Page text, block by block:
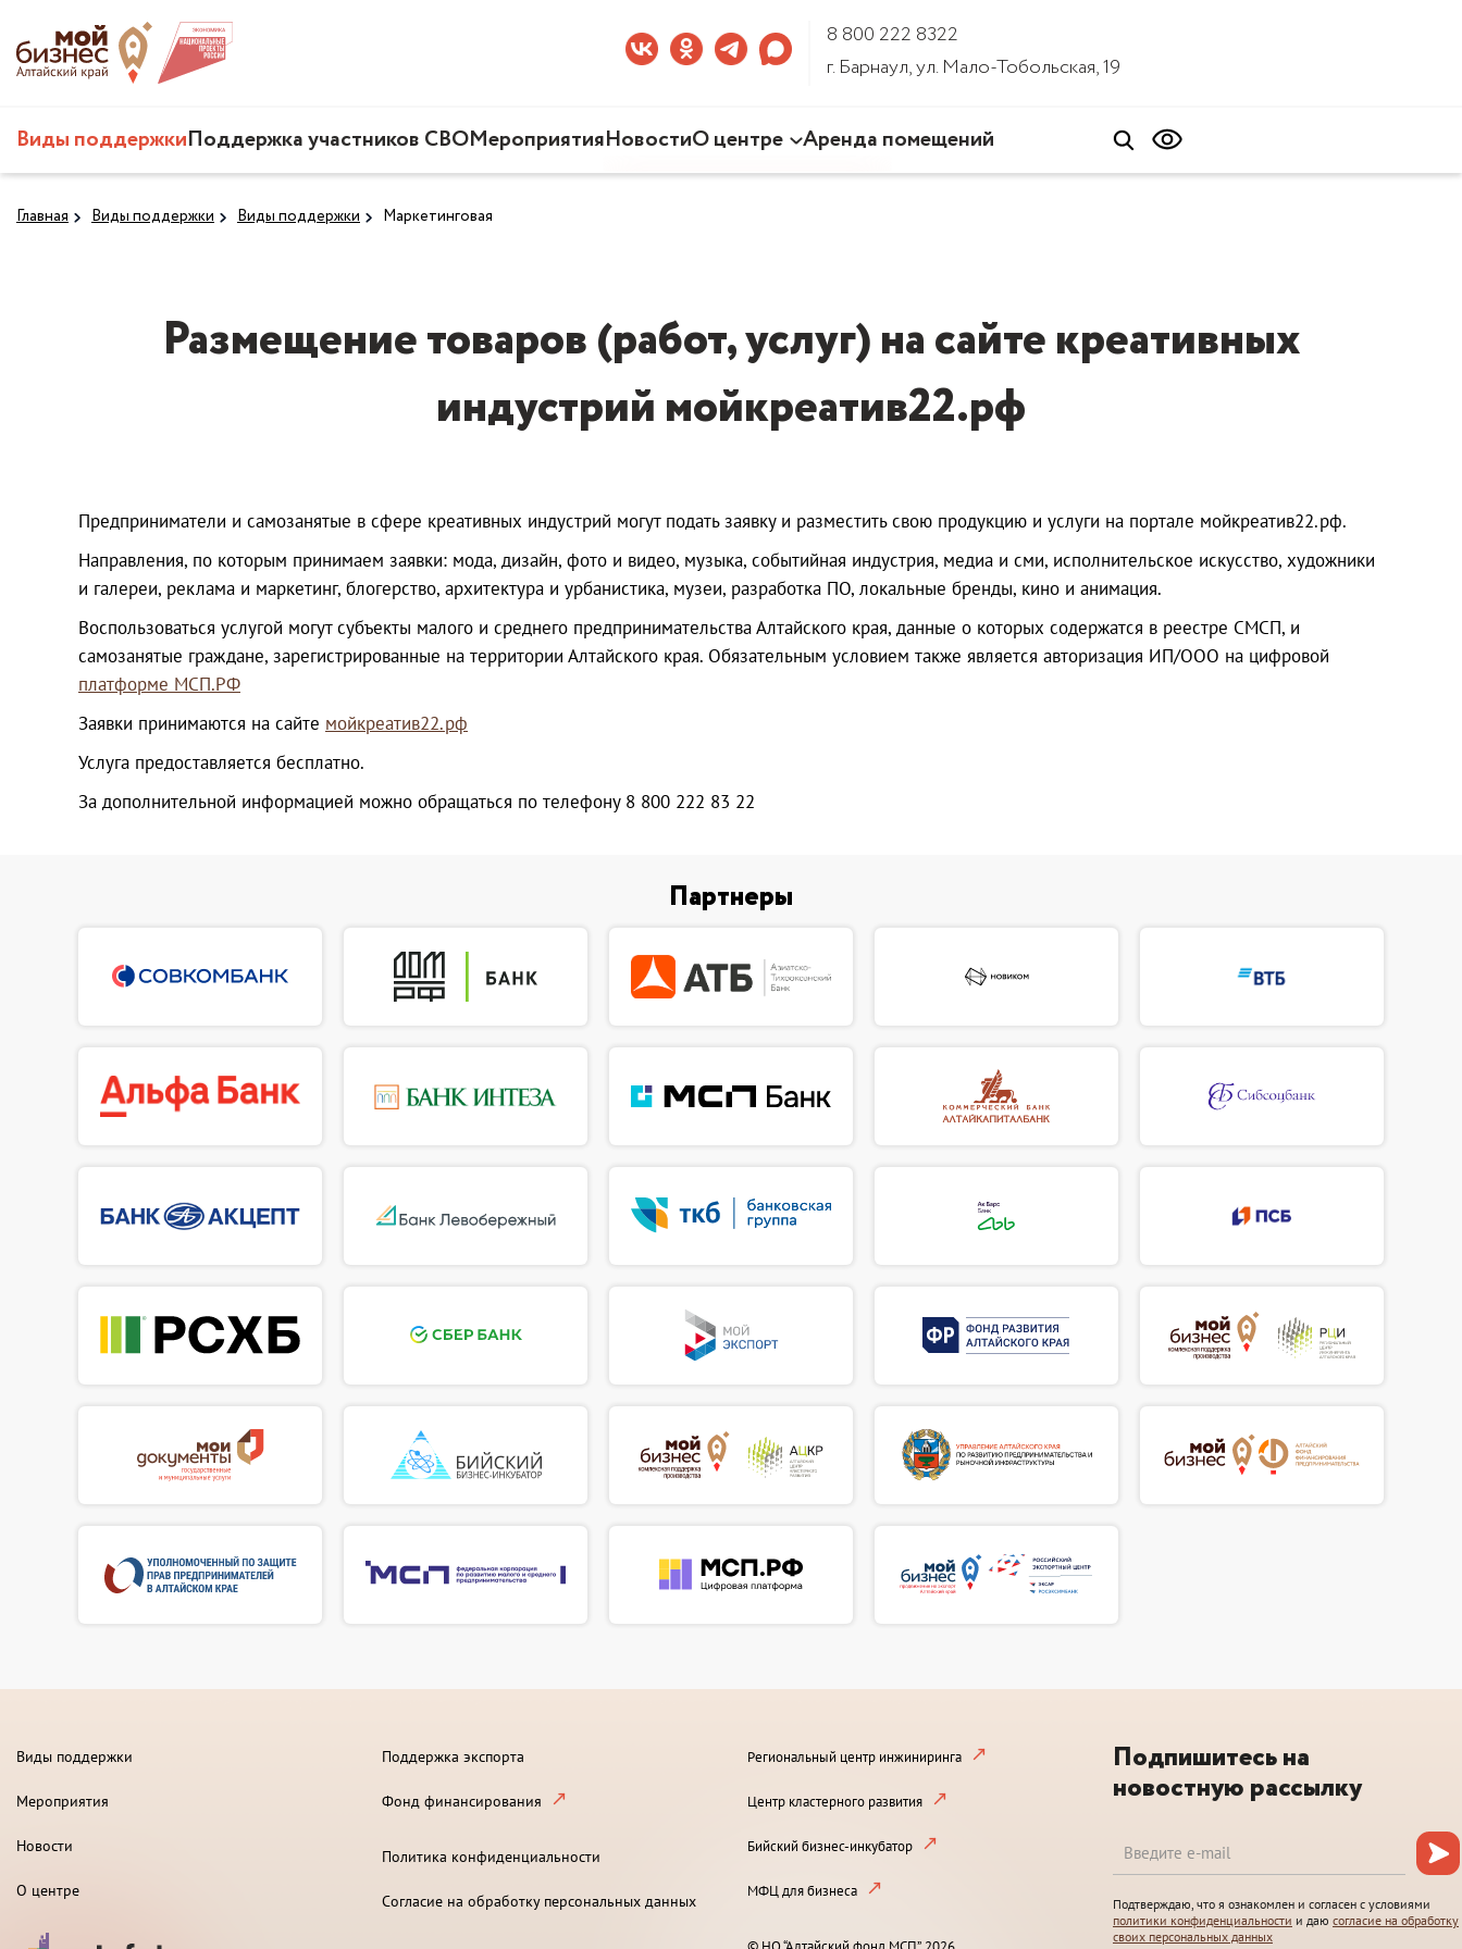
8 800 222 8322
г. Барнаул, ул. Мало-Тобольская, 19
Виды поддержкиПоддержка участников СВОМероприятияНовостиО центре
3D-тур по Центру
Аренда помещений
Главная Виды поддержки Виды поддержки Маркетинговая
Размещение товаров (работ, услуг) на сайте креативных
индустрий мойкреатив22.рф
Предприниматели и самозанятые в сфере креативных индустрий могут подать заявку и разместить свою продукцию и услуги на портале мойкреатив22.рф.
Направления, по которым принимаем заявки: мода, дизайн, фото и видео, музыка, событийная индустрия, медиа и сми, исполнительское искусство, художники
и галереи, реклама и маркетинг, блогерство, архитектура и урбанистика, музеи, разработка ПО, локальные бренды, кино и анимация.
Воспользоваться услугой могут субъекты малого и среднего предпринимательства Алтайского края, данные о которых содержатся в реестре СМСП, и
самозанятые граждане, зарегистрированные на территории Алтайского края. Обязательным условием также является авторизация ИП/ООО на цифровой
платформе МСП.РФ
Заявки принимаются на сайте мойкреатив22.рф
Услуга предоставляется бесплатно.
За дополнительной информацией можно обращаться по телефону 8 800 222 83 22
Партнеры
Виды поддержки
Мероприятия
Новости
О центре
Поддержка экспорта
Фонд финансирования
Политика конфиденциальности
Согласие на обработку персональных данных
Региональный центр инжиниринга
Центр кластерного развития
Бийский бизнес-инкубатор
МФЦ для бизнеса
Подпишитесь на
новостную рассылку
Подтверждаю, что я ознакомлен и согласен с условиями
политики конфиденциальности и даю согласие на обработку
своих персональных данных